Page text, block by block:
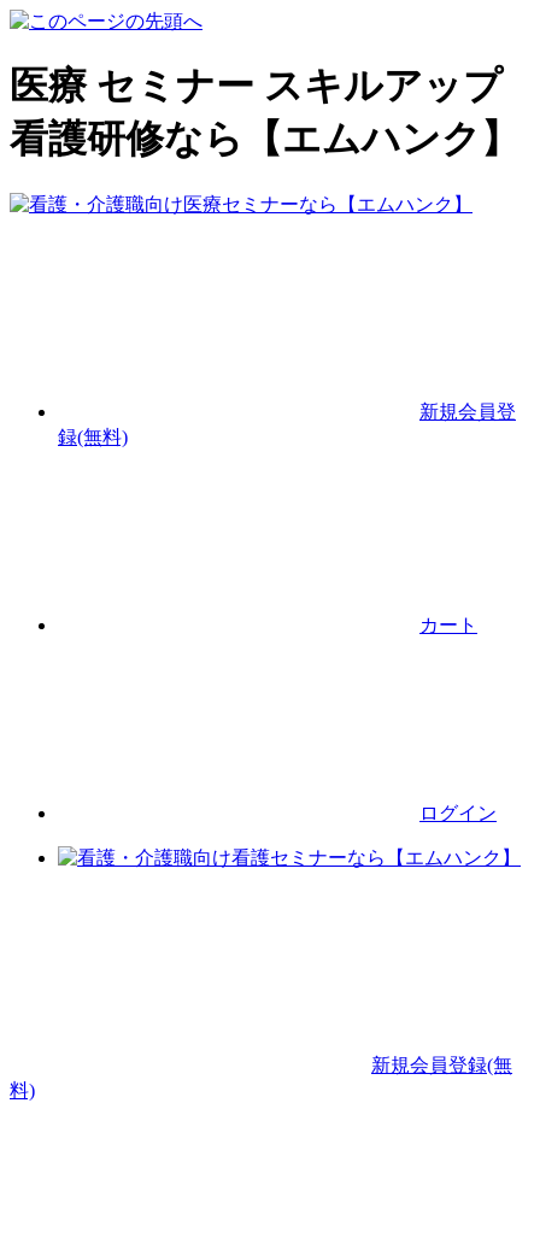
医療 セミナー スキルアップ
看護研修なら【エムハンク】
新規会員登
録(無料)
カート
ログイン
新規会員登録(無
料)